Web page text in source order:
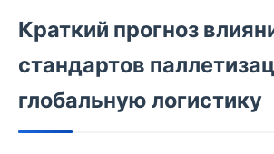
Краткий прогноз
стандартов
глобальную логистику